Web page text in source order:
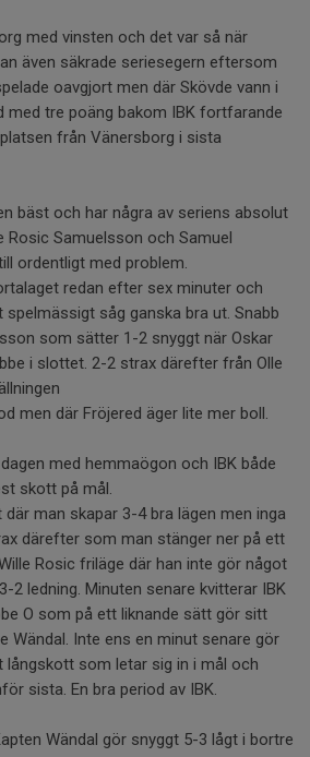
med vinsten och det var så när
även säkrade seriesegern eftersom
oavgjort men där Skövde vann i
med tre poäng bakom IBK fortfarande
från Vänersborg i sista
bäst och har några av seriens absolut
Rosic Samuelsson och Samuel
ordentligt med problem.
redan efter sex minuter och
såg ganska bra ut. Snabb
som sätter 1-2 snyggt när Oskar
i slottet. 2-2 strax därefter från Olle
men där Fröjered äger lite mer boll.
med hemmaögon och IBK både
skott på mål.
man skapar 3-4 bra lägen men inga
därefter som man stänger ner på ett
Rosic friläge där han inte gör något
2 ledning. Minuten senare kvitterar IBK
O som på ett liknande sätt gör sitt
Wändal. Inte ens en minut senare gör
långskott som letar sig in i mål och
sista. En bra period av IBK.
Wändal gör snyggt 5-3 lågt i bortre